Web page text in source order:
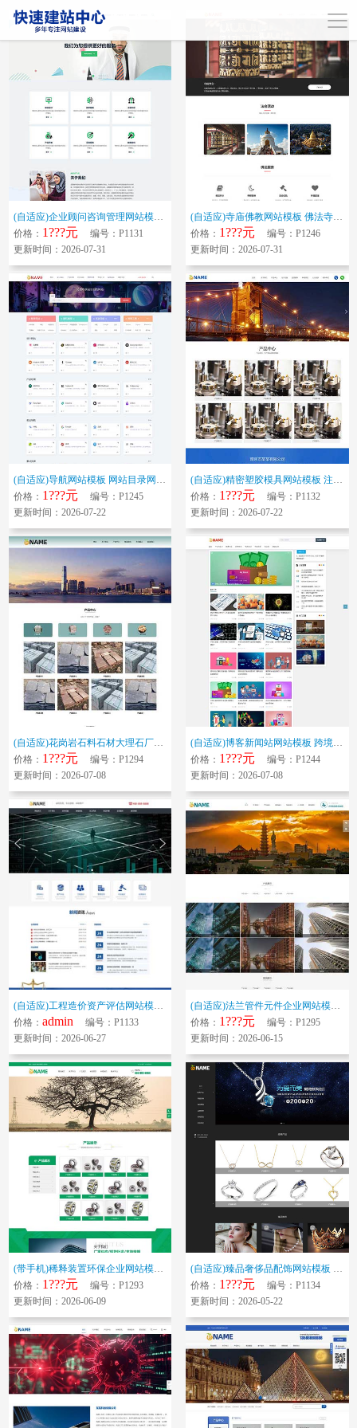
(自适应)企业顾问咨询管理网站模板 金融服务机构网站源码下载
价格： 1???元 编号：P1131
更新时间：2026-07-31
(自适应)寺庙佛教网站模板 佛法寺庙网站源码下载
价格： 1???元 编号：P1246
更新时间：2026-07-31
(自适应)导航网站模板 网站目录网站源码下载
价格： 1???元 编号：P1245
更新时间：2026-07-22
(自适应)精密塑胶模具网站模板 注塑工艺加工网站源码下载
价格： 1???元 编号：P1132
更新时间：2026-07-22
(自适应)花岗岩石料石材大理石厂家企业网站模板 石板建材供应商标准网站源...
价格： 1???元 编号：P1294
更新时间：2026-07-08
(自适应)博客新闻站网站模板 跨境电商博客网站源码下载
价格： 1???元 编号：P1244
更新时间：2026-07-08
(自适应)工程造价资产评估网站模板 企业管理劳务外包网站源码下载
价格： admin编号：P1133
更新时间：2026-06-27
(自适应)法兰管件元件企业网站模板 管件弯头三通异径管网站源码下载
价格： 1???元 编号：P1295
更新时间：2026-06-15
(带手机)稀释装置环保企业网站模板 环保设备空气净化器企业网站源码下...
价格： 1???元 编号：P1293
更新时间：2026-06-09
(自适应)臻品奢侈品配饰网站模板 珠宝首饰装饰网站源码下载
价格： 1???元 编号：P1134
更新时间：2026-05-22